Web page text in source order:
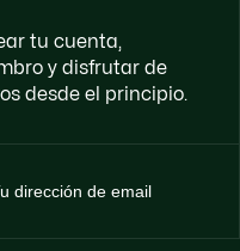
tu cuenta,
y disfrutar de
desde el principio.